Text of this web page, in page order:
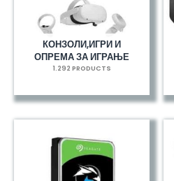
КОНЗОЛИ,ИГРИ И
ОПРЕМА ЗА ИГРАЊЕ
1.292 PRODUCTS